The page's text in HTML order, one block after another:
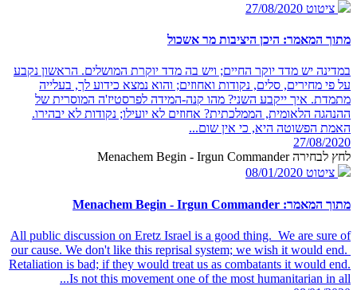
ציטוט 27/08/2020
מתוך המאמר: היכן היציבות מר אשכול
במדינה יש מדד יוקר החיים; ויש בה מדד יוקרת המושלים. הראשון נקבע
על פי מחירים, סלים, נקודות ואחוזים; והוא נמצא כידוע לך, בעלייה
מתמדת. איך ייקבע השני? מהו קנה-המידה לפרסטיז'ה המוסרית של
ההנהגה הלאומית, הממלכתית? אחוזים לא יועילו; נקודות לא יבהירו.
האמת הפשוטה היא, כי אין שום...
27/08/2020
לחץ לבחירה Menachem Begin - Irgun Commander
ציטוט 08/01/2020
מתוך המאמר: Menachem Begin - Irgun Commander
All public discussion on Eretz Israel is a good thing. We are sure of
our cause. We don't like this reprisal system; we wish it would end.
Retaliation is bad; if they would treat us as combatants it would end.
Is not this movement one of the most humanitarian in all...